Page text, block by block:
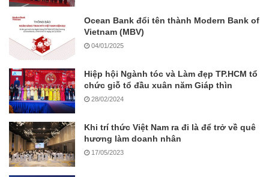
Ocean Bank đổi tên thành Modern Bank of
Vietnam (MBV)
04/01/2025
Hiệp hội Ngành tóc và Làm đẹp TP.HCM tổ
chức giỗ tổ đầu xuân năm Giáp thìn
28/02/2024
Khi trí thức Việt Nam ra đi là để trở về quê
hương làm doanh nhân
17/05/2023